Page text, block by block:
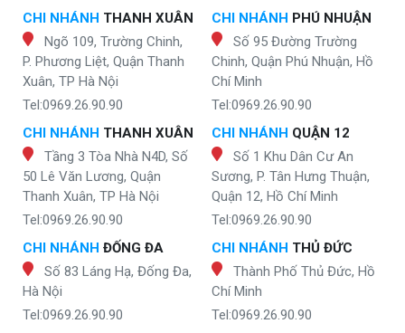
CHI NHÁNH THANH XUÂN
Ngõ 109, Trường Chinh,
P. Phương Liệt, Quận Thanh
Xuân, TP Hà Nội
Tel:0969.26.90.90
CHI NHÁNH THANH XUÂN
Tầng 3 Tòa Nhà N4D, Số
50 Lê Văn Lương, Quận
Thanh Xuân, TP Hà Nội
Tel:0969.26.90.90
CHI NHÁNH ĐỐNG ĐA
Số 83 Láng Hạ, Đống Đa,
Hà Nội
Tel:0969.26.90.90
CHI NHÁNH PHÚ NHUẬN
Số 95 Đường Trường
Chinh, Quận Phú Nhuận, Hồ
Chí Minh
Tel:0969.26.90.90
CHI NHÁNH QUẬN 12
Số 1 Khu Dân Cư An
Sương, P. Tân Hưng Thuận,
Quận 12, Hồ Chí Minh
Tel:0969.26.90.90
CHI NHÁNH THỦ ĐỨC
Thành Phố Thủ Đức, Hồ
Chí Minh
Tel:0969.26.90.90